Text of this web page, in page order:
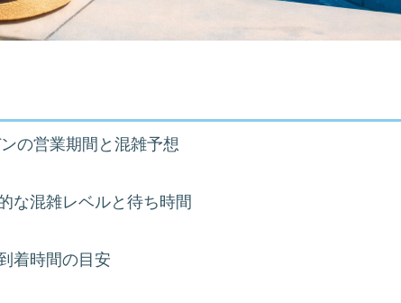
の営業期間と混雑予想
な混雑レベルと待ち時間
着時間の目安